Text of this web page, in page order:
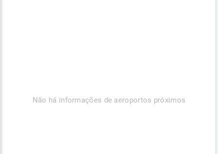
Não há informações de aeroportos próximos